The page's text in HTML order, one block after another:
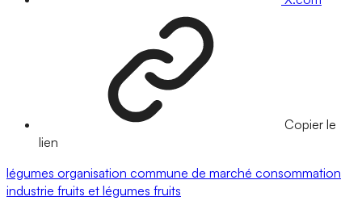
Copier le
lien
légumes organisation commune de marché consommation
industrie fruits et légumes fruits